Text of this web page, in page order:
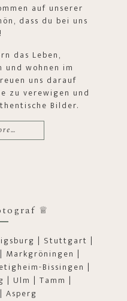
auf unserer
dass du bei uns
das Leben,
und wohnen im
uns darauf
zu verewigen und
Bilder.
♕
| Stuttgart |
Markgröningen |
Bissingen |
| Ulm | Tamm |